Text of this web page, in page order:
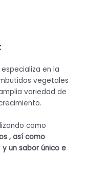
en la
vegetales
variedad de
como
, así como
un sabor único e